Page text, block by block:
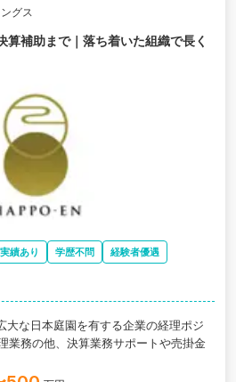
グス
算補助まで｜落ち着いた組織で長く
績あり 学歴不問
経験者優遇
な日本庭園を有する企業の経理ポジ
業務の他、決算業務サポートや売掛金